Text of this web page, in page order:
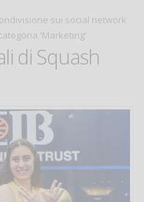
sui social network
'Marketing'
di Squash